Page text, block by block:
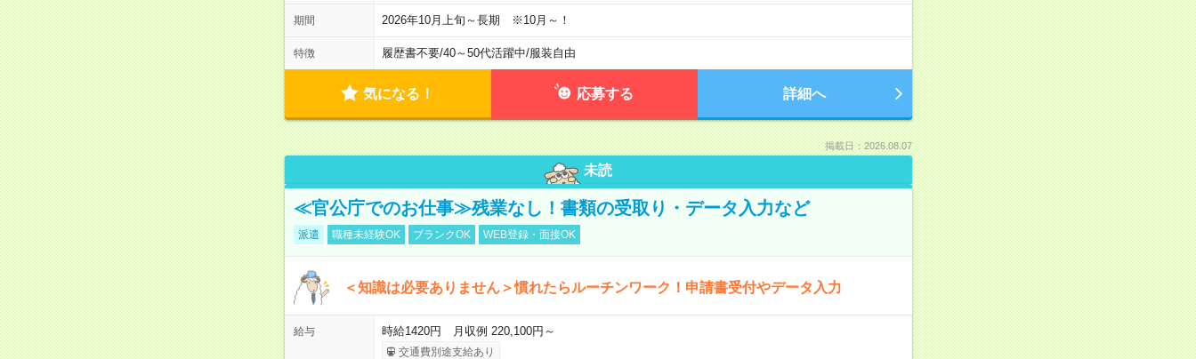
期間 2026年10月上旬～長期 ※10月～！
特徴 履歴書不要/40～50代活躍中/服装自由
気になる！ 応募する 詳細へ
掲載日：2026.08.07
未読
≪官公庁でのお仕事≫残業なし！書類の受取り・データ入力など
派遣 職種未経験OK ブランクOK WEB登録・面接OK
＜知識は必要ありません＞慣れたらルーチンワーク！申請書受付やデータ入力
給与 時給1420円 月収例 220,100円～
交通費別途支給あり